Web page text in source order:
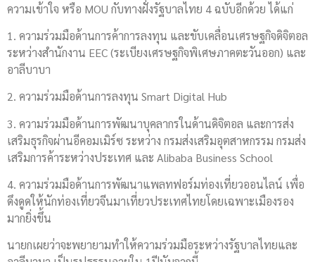
ความเข้าใจ หรือ MOU กับทางฝั่งรัฐบาลไทย 4 ฉบับอีกด้วย ได้แก่
1. ความร่วมมือด้านการค้าการลงทุน และขับเคลื่อนเศรษฐกิจดิจิตอล
ระหว่างสำนักงาน EEC (ระเบียงเศรษฐกิจพิเศษภาคตะวันออก) และ
อาลีบาบา
2. ความร่วมมือด้านการลงทุน Smart Digital Hub
3. ความร่วมมือด้านการพัฒนาบุคลากรในด้านดิจิตอล และการส่ง
เสริมธุรกิจผ่านอีคอมเมิร์ซ ระหว่าง กรมส่งเสริมอุตสาหกรรม กรมส่ง
เสริมการค้าระหว่างประเทศ และ Alibaba Business School
4. ความร่วมมือด้านการพัฒนาแพลทฟอร์มท่องเที่ยวออนไลน์ เพื่อ
ดึงดูดให้นักท่องเที่ยวจีนมาเที่ยวประเทศไทยโดยเฉพาะเมืองรอง
มากยิ่งขึ้น
นายกเผยว่าจะพยายามทำให้ความร่วมมือระหว่างรัฐบาลไทยและ